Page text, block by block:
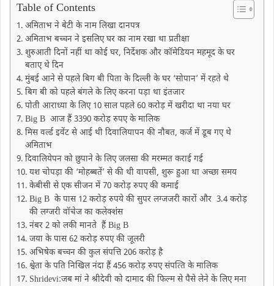
Table of Contents
अमिताभ ने बेटी के नाम लिखा दानपत्र
अमिताभ बच्चन ने इसलिए घर का नाम रखा था प्रतीक्षा
शुरुआती दिनों नहीं था कोई घर, निर्देशक और कॉमेडियन महमूद के घर
बताए थे दिन
मुंबई आने से पहले बिग बी पिता के दिल्‍ली के घर ‘सोपान’ में रहते थे
बिग बी को पहले बंगले के लिए करना पड़ा था इंतजार
पोती आराध्या के लिए 10 साल पहले 60 करोड़ में खरीदा था नया घर
Big B आज हैं 3390 करोड़ रुपए के मालिक
मिस वर्ल्ड इवेंट से आई थी दिवालियापन की नौबत, कर्ज में डूब गए थे
अमिताभ
दिवालियेपन को छुपाने के लिए जलसा की मरम्मत कराई गई
यश चोपड़ा की ‘मोहब्बतें’ से की थी वापसी, शुरू हुआ था अच्‍छा समय
केबीसी से एक सीजन में 70 करोड़ रुपए की कमाई
Big B के पास 12 करोड़ रुपये की सुपर लग्जजरी कारों और 3.4 करोड़
की लग्जरी वॉचेज का कलेक्‍शंंस
नंबर 2 को लकी मानते हैं Big B
जया के पास 62 करोड़ रुपए की जूलरी
अभिषेक बच्चन की कुल संपत्ति 206 करोड़ है
श्वेता के पति निख‍िल नंदा हैं 456 करोड़ रुपए संपत्‍त‍ि के मालिक
Shridevi:जब मां ने श्रीदेवी को दामाद की फ‍िल्‍म से पैसे लेने के लिए मना